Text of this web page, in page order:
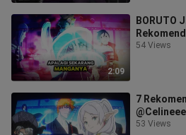
2:09
BORUTO
54 Views
7
Part 1
53 Views